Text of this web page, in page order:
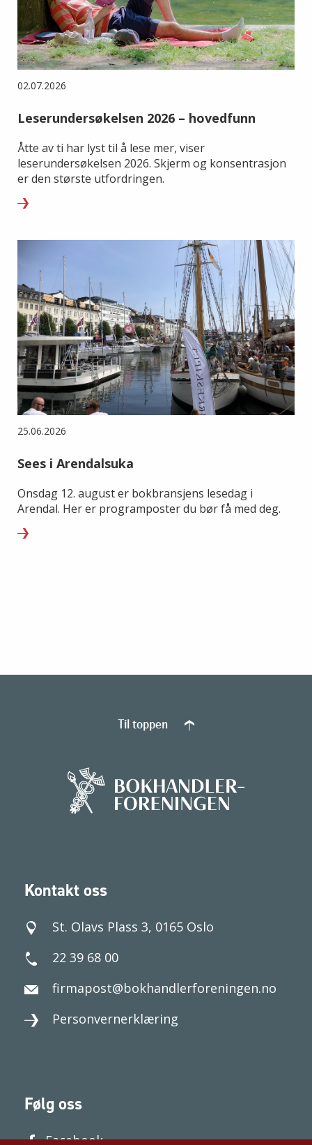
02.07.2026
Leserundersøkelsen 2026 – hovedfunn
Åtte av ti har lyst til å lese mer, viser
leserundersøkelsen 2026. Skjerm og konsentrasjon
er den største utfordringen.
25.06.2026
Sees i Arendalsuka
Onsdag 12. august er bokbransjens lesedag i
Arendal. Her er programposter du bør få med deg.
Kontakt oss
St. Olavs Plass 3, 0165 Oslo
22 39 68 00
firmapost@bokhandlerforeningen.no
Personvernerklæring
Følg oss
Facebook
Til toppen